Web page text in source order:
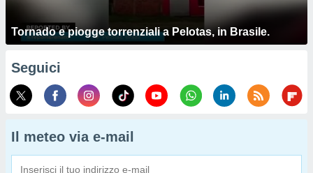
Tornado e piogge torrenziali a Pelotas, in Brasile.
Seguici
Il meteo via e-mail